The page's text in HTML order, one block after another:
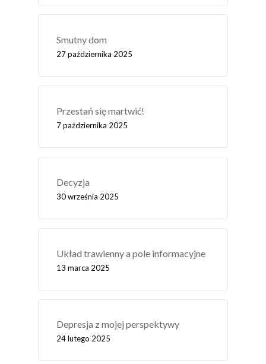
Smutny dom
27 października 2025
Przestań się martwić!
7 października 2025
Decyzja
30 września 2025
Układ trawienny a pole informacyjne
13 marca 2025
Depresja z mojej perspektywy
24 lutego 2025